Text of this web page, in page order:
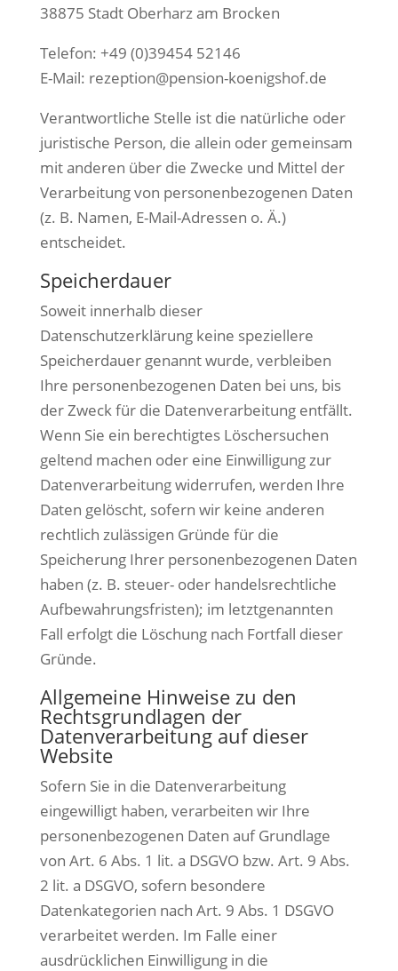
38875 Stadt Oberharz am Brocken
Telefon: +49 (0)39454 52146
E-Mail: rezeption@pension-koenigshof.de
Verantwortliche Stelle ist die natürliche oder
juristische Person, die allein oder gemeinsam
mit anderen über die Zwecke und Mittel der
Verarbeitung von personenbezogenen Daten
(z. B. Namen, E-Mail-Adressen o. Ä.)
entscheidet.
Speicherdauer
Soweit innerhalb dieser
Datenschutzerklärung keine speziellere
Speicherdauer genannt wurde, verbleiben
Ihre personenbezogenen Daten bei uns, bis
der Zweck für die Datenverarbeitung entfällt.
Wenn Sie ein berechtigtes Löschersuchen
geltend machen oder eine Einwilligung zur
Datenverarbeitung widerrufen, werden Ihre
Daten gelöscht, sofern wir keine anderen
rechtlich zulässigen Gründe für die
Speicherung Ihrer personenbezogenen Daten
haben (z. B. steuer- oder handelsrechtliche
Aufbewahrungsfristen); im letztgenannten
Fall erfolgt die Löschung nach Fortfall dieser
Gründe.
Allgemeine Hinweise zu den
Rechtsgrundlagen der
Datenverarbeitung auf dieser
Website
Sofern Sie in die Datenverarbeitung
eingewilligt haben, verarbeiten wir Ihre
personenbezogenen Daten auf Grundlage
von Art. 6 Abs. 1 lit. a DSGVO bzw. Art. 9 Abs.
2 lit. a DSGVO, sofern besondere
Datenkategorien nach Art. 9 Abs. 1 DSGVO
verarbeitet werden. Im Falle einer
ausdrücklichen Einwilligung in die